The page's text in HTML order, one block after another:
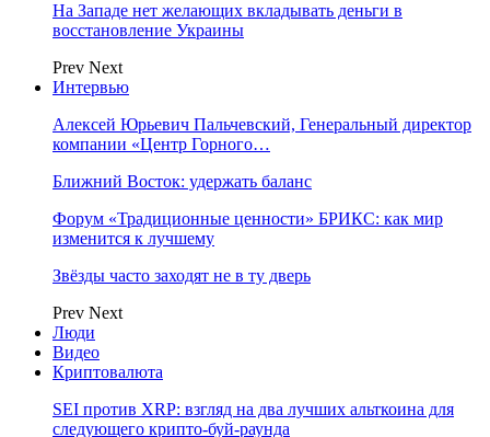
На Западе нет желающих вкладывать деньги в
восстановление Украины
Prev Next
Интервью
Алексей Юрьевич Пальчевский, Генеральный директор
компании «Центр Горного…
Ближний Восток: удержать баланс
Форум «Традиционные ценности» БРИКС: как мир
изменится к лучшему
Звёзды часто заходят не в ту дверь
Prev Next
Люди
Видео
Криптовалюта
SEI против XRP: взгляд на два лучших альткоина для
следующего крипто-буй-раунда